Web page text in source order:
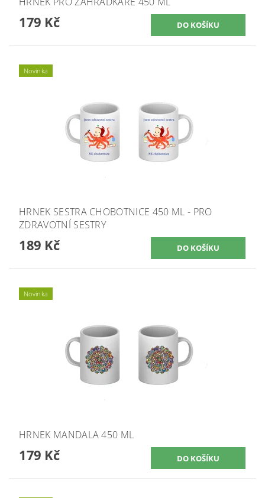
179 Kč
Novinka
HRNEK SESTRA CHOBOTNICE 450 ML - PRO
ZDRAVOTNÍ SESTRY
189 Kč
Novinka
HRNEK MANDALA 450 ML
179 Kč